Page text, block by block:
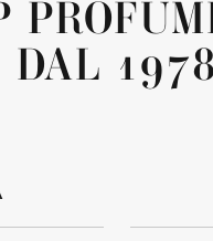
DAL 1978